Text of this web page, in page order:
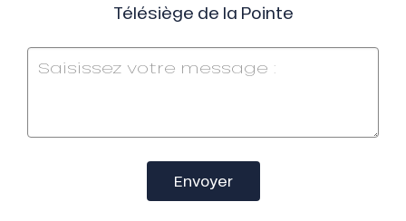
Télésiège de la Pointe
Envoyer